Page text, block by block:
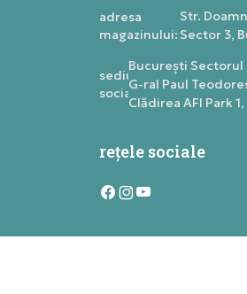
adresa
magazinului:
Str.
Sector 3,
sediu
social:
Bucureşti Sectorul
G-ral Paul
Clădirea AFI Park 1,
rețele sociale